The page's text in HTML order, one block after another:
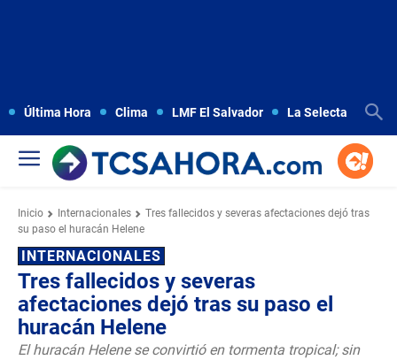
Última Hora Clima LMF El Salvador La Selecta
Inicio Internacionales
Tres fallecidos y severas afectaciones dejó tras
su paso el huracán Helene
INTERNACIONALES
Tres fallecidos y severas
afectaciones dejó tras su paso el
huracán Helene
El huracán Helene se convirtió en tormenta tropical; sin